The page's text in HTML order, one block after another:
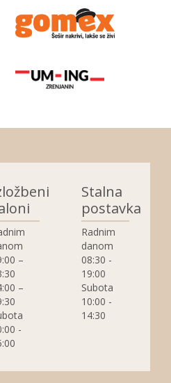
–
–
-
Stalna
postavka
Radnim
danom
08:30 -
19:00
Subota
10:00 -
14:30